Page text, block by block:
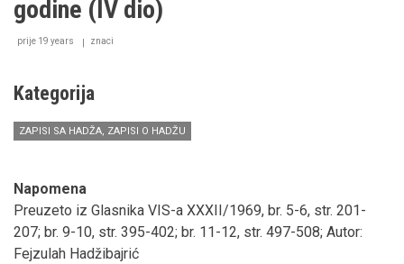
putopis
hadža
godine (IV dio)
prije 19 years znaci
Kategorija
ZAPISI SA HADŽA, ZAPISI O HADŽU
Napomena
Preuzeto iz Glasnika VIS-a XXXII/1969, br. 5-6, str. 201-
207; br. 9-10, str. 395-402; br. 11-12, str. 497-508; Autor:
Fejzulah Hadžibajrić